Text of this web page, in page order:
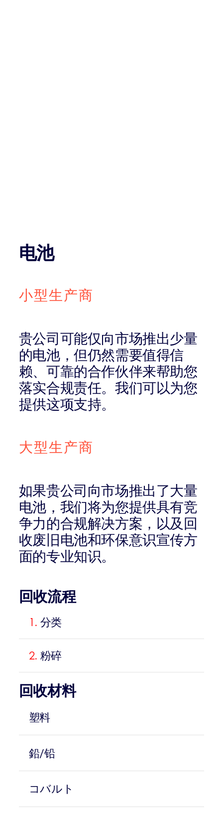
电池
小型生产商
贵公司可能仅向市场推出少量
的电池，但仍然需要值得信
赖、可靠的合作伙伴来帮助您
落实合规责任。我们可以为您
提供这项支持。
大型生产商
如果贵公司向市场推出了大量
电池，我们将为您提供具有竞
争力的合规解决方案，以及回
收废旧电池和环保意识宣传方
面的专业知识。
回收流程
1. 分类
2. 粉碎
回收材料
塑料
鉛/铅
コバルト